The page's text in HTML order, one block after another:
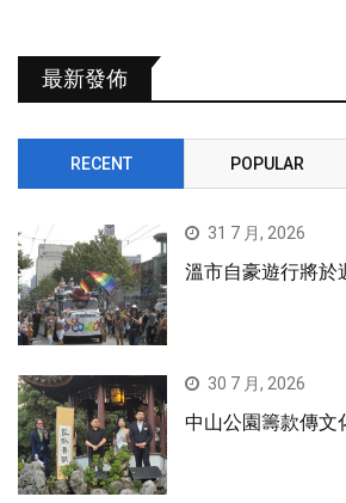
最新發佈
RECENT POPULAR
31 7 月, 2026
溫市自豪遊行將於
30 7 月, 2026
中山公園籌款傳文